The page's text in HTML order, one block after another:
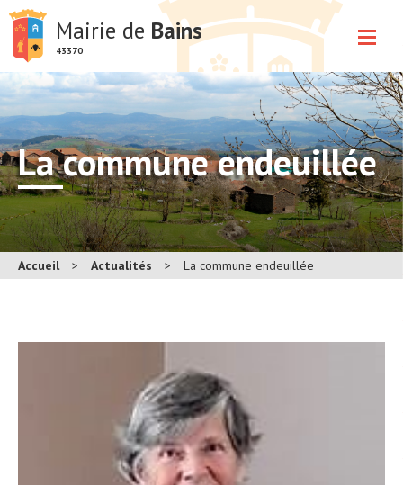
Mairie de Bains
43370
La commune endeuillée
Accueil > Actualités > La commune endeuillée